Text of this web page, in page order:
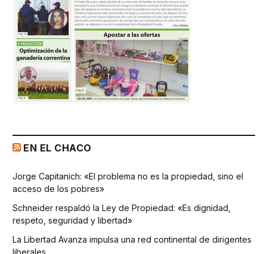
EN EL CHACO
Jorge Capitanich: «El problema no es la propiedad, sino el
acceso de los pobres»
Schneider respaldó la Ley de Propiedad: «Es dignidad,
respeto, seguridad y libertad»
La Libertad Avanza impulsa una red continental de dirigentes
liberales